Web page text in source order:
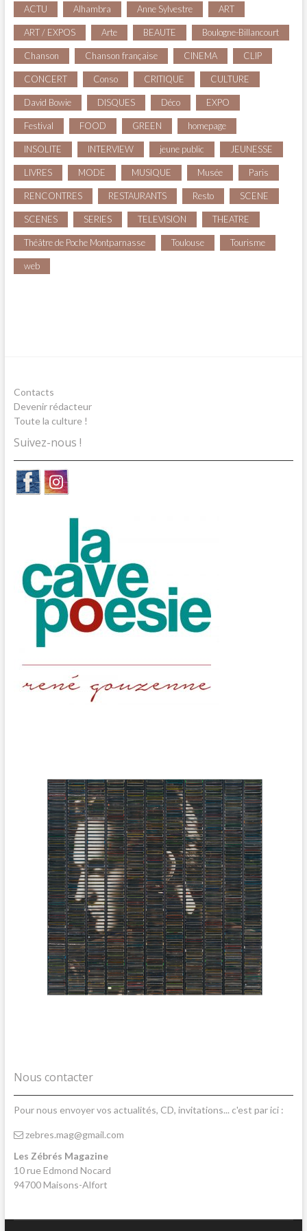
ACTU Alhambra Anne Sylvestre ART
ART / EXPOS Arte BEAUTE Boulogne-Billancourt
Chanson Chanson française CINEMA CLIP
CONCERT Conso CRITIQUE CULTURE
David Bowie DISQUES Déco EXPO
Festival FOOD GREEN homepage
INSOLITE INTERVIEW jeune public JEUNESSE
LIVRES MODE MUSIQUE Musée Paris
RENCONTRES RESTAURANTS Resto SCENE
SCENES SERIES TELEVISION THEATRE
Théâtre de Poche Montparnasse Toulouse Tourisme
web
Contacts
Devenir rédacteur
Toute la culture !
Suivez-nous !
Nous contacter
Pour nous envoyer vos actualités, CD, invitations... c'est par ici :
zebres.mag@gmail.com
Les Zébrés Magazine
10 rue Edmond Nocard
94700 Maisons-Alfort